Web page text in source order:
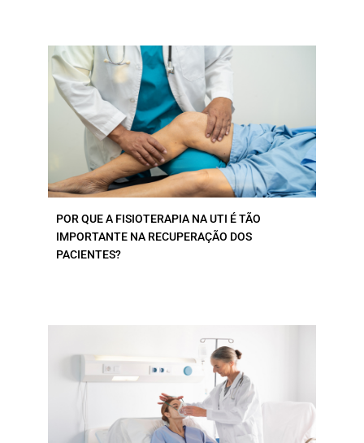
POR QUE A FISIOTERAPIA NA UTI É TÃO
IMPORTANTE NA RECUPERAÇÃO DOS
PACIENTES?